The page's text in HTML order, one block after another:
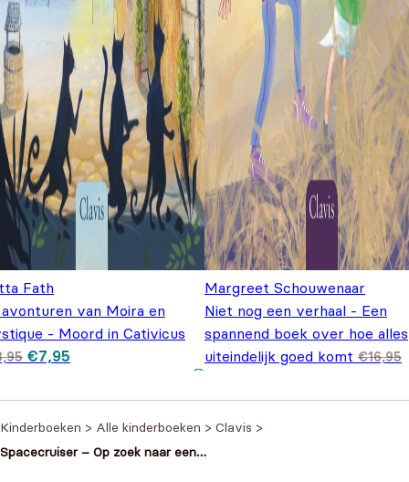
Fath
van Moira en
- Moord in Cativicus
Oorspronkelijke prijs
was: €13,95.
€7,95
€7,95.
Margreet Schouwenaar
Niet nog een verhaal - Een
spannend boek over hoe alles
uiteindelijk goed komt €16,95
Kinderboeken > Alle kinderboeken > Clavis >
Spacecruiser – Op zoek naar een